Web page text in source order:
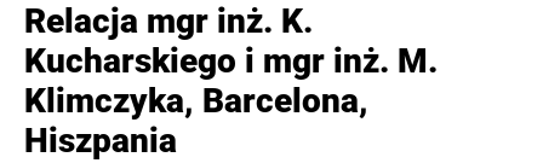
Relacja mgr inż. K.
Kucharskiego i mgr inż. M.
Klimczyka, Barcelona,
Hiszpania